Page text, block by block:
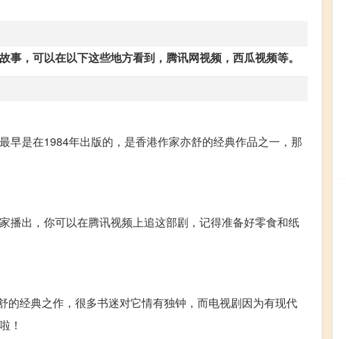
，可以在以下这些地方看到，腾讯网视频，西瓜视频等。
早是在1984年出版的，是香港作家亦舒的经典作品之一，那
播出，你可以在腾讯视频上追这部剧，记得准备好零食和纸
经典之作，很多书迷对它情有独钟，而电视剧因为有现代
！